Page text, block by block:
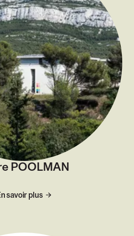
POOLMAN
savoir plus